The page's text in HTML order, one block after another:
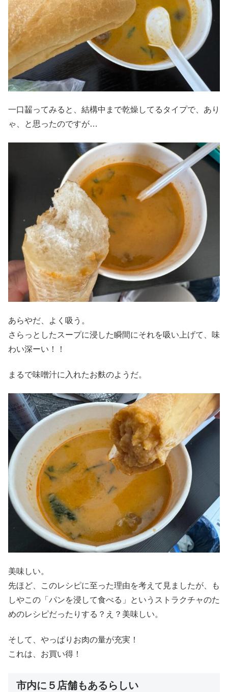
一口齧ってみると、結構中まで乾燥してるタイプで、あり
ゃ、と思ったのですが…
あらやだ、よく吸う。
さらっとしたスープに浸した瞬間にそれを吸い上げて、味
わい深ーい！！
まるで味噌汁に入れたお麩のようだ。
美味しい。
先ほど、このレシピに至った理由を考えて見ましたが、も
しやこの「パンを浸して食べる」というストラクチャのた
めのレシピだったりする？え？美味しい。
そして、やっぱりお肉の量が充実！
これは、お買い得！
市内に５店舗もあるらしい